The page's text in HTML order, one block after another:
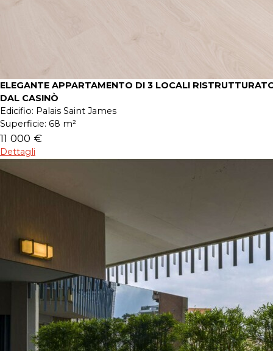
ELEGANTE APPARTAMENTO DI 3 LOCALI
DAL CASINÒ
Edicifio: Palais Saint James
Superficie: 68 m²
11 000 €
Dettagli